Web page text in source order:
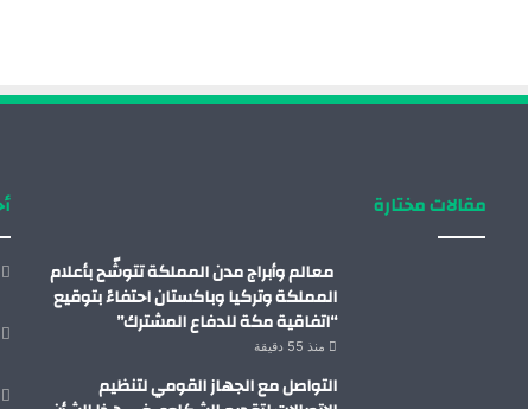
مقالات مختارة
معالم وأبراج مدن المملكة تتوشّح بأعلام
المملكة وتركيا وباكستان احتفاءً بتوقيع
“اتفاقية مكة للدفاع المشترك”
منذ 55 دقيقة
التواصل مع الجهاز القومي لتنظيم